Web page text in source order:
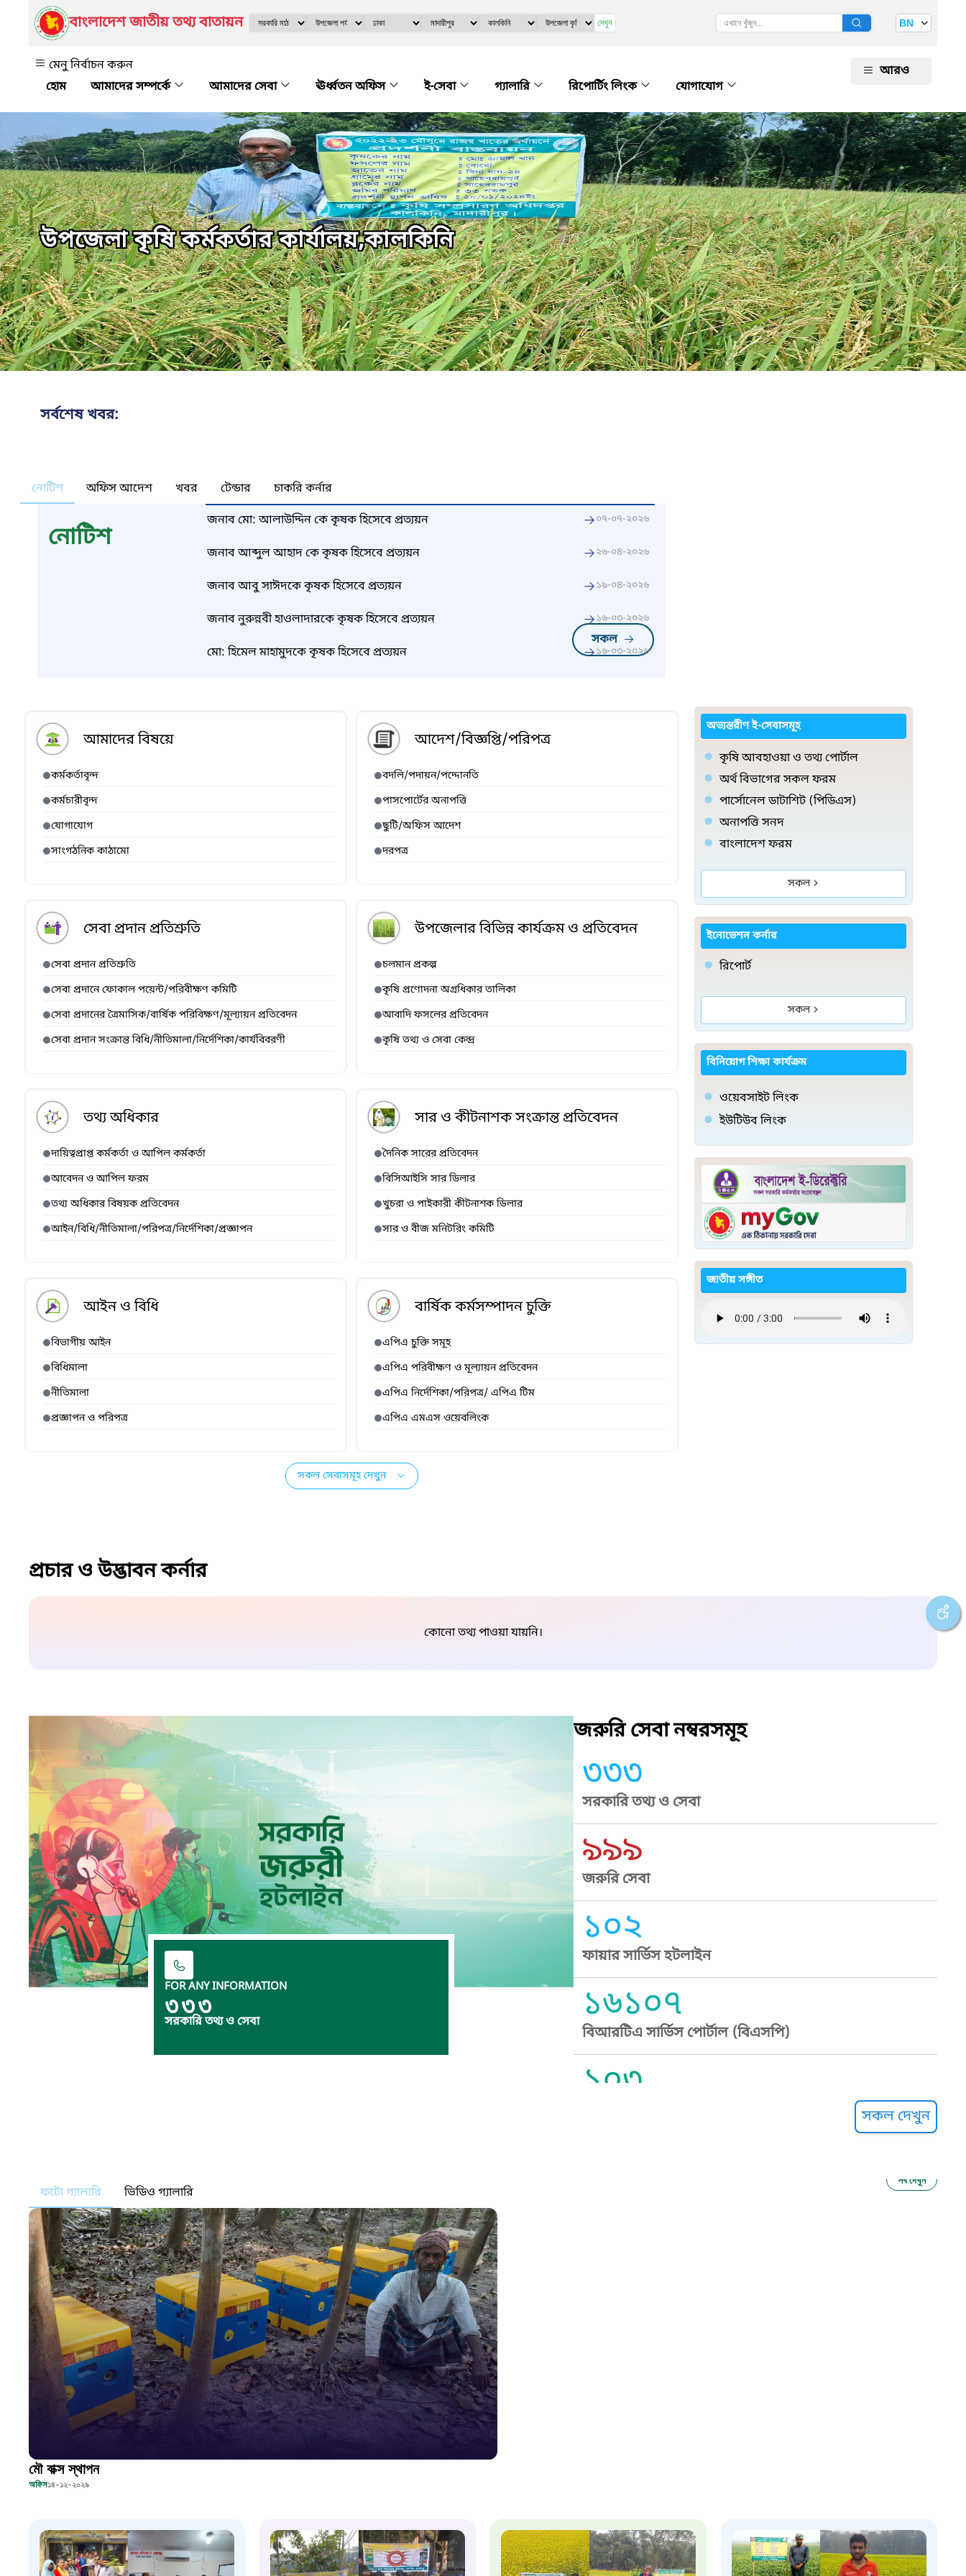
বাংলাদেশ জাতীয় তথ্য বাতায়ন দেখুন BN
মেনু নির্বাচন করুন
আমাদের সম্পর্কে
আমাদের সেবা ঊর্ধ্বতন অফিস ই-সেবা গ্যালারি রিপোর্টিং লিংক যোগাযোগ
আরও
উপজেলা কৃষি কর্মকর্তার কার্যালয়,কালকিনি
সর্বশেষ খবর:
নোটিশ অফিস আদেশ খবর টেন্ডার চাকরি কর্নার
নোটিশ
সকল
জনাব মো: আলাউদ্দিন কে কৃষক হিসেবে প্রত্যয়ন ০৭-০৭-২০২৬
জনাব আব্দুল আহাদ কে কৃষক হিসেবে প্রত্যয়ন ২৬-০৪-২০২৬
জনাব আবু সাঈদকে কৃষক হিসেবে প্রত্যয়ন ১৯-০৪-২০২৬
জনাব নুরুন্নবী হাওলাদারকে কৃষক হিসেবে প্রত্যয়ন ১৬-০৩-২০২৬
মো: হিমেল মাহামুদকে কৃষক হিসেবে প্রত্যয়ন ১৬-০৩-২০২৬
আমাদের বিষয়ে
কর্মকর্তাবৃন্দ
কর্মচারীবৃন্দ
যোগাযোগ
সাংগঠনিক কাঠামো
আদেশ/বিজ্ঞপ্তি/পরিপত্র
বদলি/পদায়ন/পদ্দোনতি
পাসপোর্টের অনাপত্তি
ছুটি/অফিস আদেশ
দরপত্র
সেবা প্রদান প্রতিশ্রুতি
সেবা প্রদান প্রতিশ্রুতি
সেবা প্রদানে ফোকাল পয়েন্ট/পরিবীক্ষণ কমিটি
সেবা প্রদানের ত্রৈমাসিক/বার্ষিক পরিবিক্ষণ/মূল্যায়ন প্রতিবেদন
সেবা প্রদান সংক্রান্ত বিধি/নীতিমালা/নির্দেশিকা/কার্যবিবরণী
উপজেলার বিভিন্ন কার্যক্রম ও প্রতিবেদন
চলমান প্রকল্প
কৃষি প্রণোদনা অগ্রধিকার তালিকা
আবাদি ফসলের প্রতিবেদন
কৃষি তথ্য ও সেবা কেন্দ্র
তথ্য অধিকার
দায়িত্বপ্রাপ্ত কর্মকর্তা ও আপিল কর্মকর্তা
আবেদন ও আপিল ফরম
তথ্য অধিকার বিষয়ক প্রতিবেদন
আইন/বিধি/নীতিমালা/পরিপত্র/নির্দেশিকা/প্রজ্ঞাপন
সার ও কীটনাশক সংক্রান্ত প্রতিবেদন
দৈনিক সারের প্রতিবেদন
বিসিআইসি সার ডিলার
খুচরা ও পাইকারী কীটনাশক ডিলার
সার ও বীজ মনিটরিং কমিটি
আইন ও বিধি
বিভাগীয় আইন
বিধিমালা
নীতিমালা
প্রজ্ঞাপন ও পরিপত্র
বার্ষিক কর্মসম্পাদন চুক্তি
এপিএ চুক্তি সমূহ
এপিএ পরিবীক্ষণ ও মূল্যায়ন প্রতিবেদন
এপিএ নির্দেশিকা/পরিপত্র/ এপিএ টিম
এপিএ এমএস ওয়েবলিংক
সকল সেবাসমূহ দেখুন
অভ্যন্তরীণ ই-সেবাসমূহ
কৃষি আবহাওয়া ও তথ্য পোর্টাল
অর্থ বিভাগের সকল ফরম
পার্সোনেল ডাটাশিট (পিডিএস)
অনাপত্তি সনদ
বাংলাদেশ ফরম
সকল
ইনোভেশন কর্নার
রিপোর্ট
সকল
বিনিয়োগ শিক্ষা কার্যক্রম
ওয়েবসাইট লিংক
ইউটিউব লিংক
জাতীয় সঙ্গীত
প্রচার ও উদ্ভাবন কর্নার
কোনো তথ্য পাওয়া যায়নি।
FOR ANY INFORMATION
৩৩৩
সরকারি তথ্য ও সেবা
জরুরি সেবা নম্বরসমূহ
৩৩৩
সরকারি তথ্য ও সেবা
৯৯৯
জরুরি সেবা
১০২
ফায়ার সার্ভিস হটলাইন
১৬১০৭
বিআরটিএ সার্ভিস পোর্টাল (বিএসপি)
১০৩
১৬১০৯
বাংলাদেশ কর্মচারী কল্যাণ বোর্ড হটলাইন
সকল দেখুন
ফটো গ্যালারি ভিডিও গ্যালারি
সব দেখুন
মৌ বাক্স স্থাপন
অফিস১৪-১২-২০২৯